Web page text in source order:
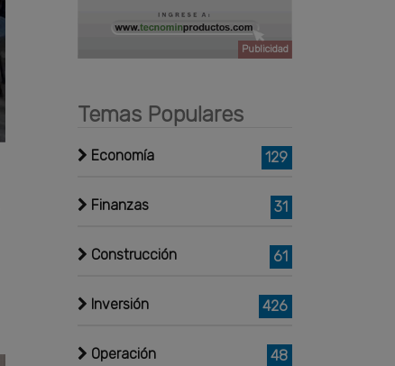
Publicidad
Temas Populares
Economía 129
Finanzas 31
Construcción 61
Inversión 426
Operación 48